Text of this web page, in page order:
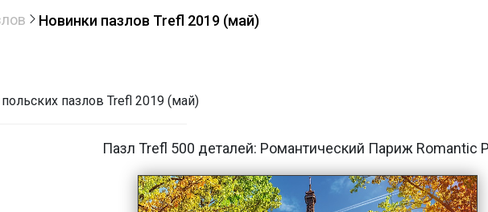
Новинки пазлов Trefl 2019 (май)
пазлов Trefl 2019 (май)
Пазл Trefl 500 деталей: Романтический Париж Romantic